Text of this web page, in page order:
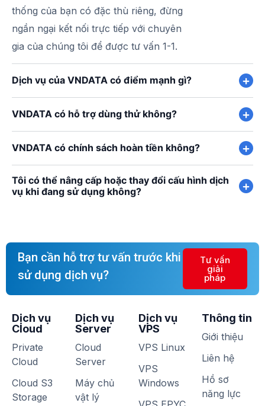
thống của bạn có đặc thù riêng, đừng
ngần ngại kết nối trực tiếp với chuyên
gia của chúng tôi để được tư vấn 1-1.
Dịch vụ của VNDATA có điểm mạnh gì?
VNDATA có hỗ trợ dùng thử không?
VNDATA có chính sách hoàn tiền không?
Tôi có thể nâng cấp hoặc thay đổi cấu hình dịch
vụ khi đang sử dụng không?
Bạn cần hỗ trợ tư vấn trước khi
sử dụng dịch vụ?
Tư vấn
giải
pháp
Dịch vụ
Cloud
Private
Cloud
Cloud S3
Storage
Dịch vụ
Server
Cloud
Server
Máy chủ
vật lý
Dịch vụ
VPS
VPS Linux
VPS
Windows
Thông tin
Giới thiệu
Liên hệ
Hồ sơ
năng lực